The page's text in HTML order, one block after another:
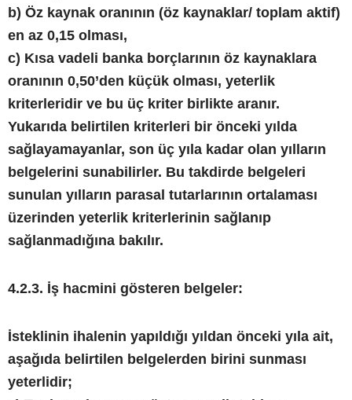
b) Öz kaynak oranının (öz kaynaklar/ toplam aktif)
en az 0,15 olması,
c) Kısa vadeli banka borçlarının öz kaynaklara
oranının 0,50’den küçük olması, yeterlik
kriterleridir ve bu üç kriter birlikte aranır.
Yukarıda belirtilen kriterleri bir önceki yılda
sağlayamayanlar, son üç yıla kadar olan yılların
belgelerini sunabilirler. Bu takdirde belgeleri
sunulan yılların parasal tutarlarının ortalaması
üzerinden yeterlik kriterlerinin sağlanıp
sağlanmadığına bakılır.
4.2.3. İş hacmini gösteren belgeler:
İsteklinin ihalenin yapıldığı yıldan önceki yıla ait,
aşağıda belirtilen belgelerden birini sunması
yeterlidir;